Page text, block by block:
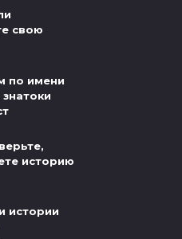
свою
по имени
историю
истории